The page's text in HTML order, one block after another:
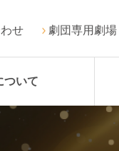
せ 劇団専用劇場
ついて